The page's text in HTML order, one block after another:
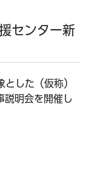
センター新
した（仮称）
説明会を開催し